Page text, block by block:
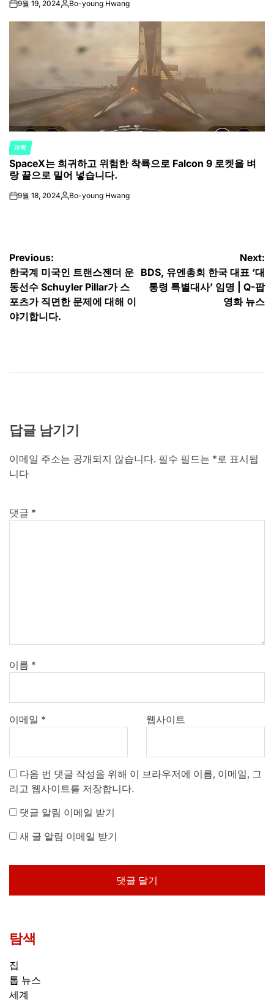
on9월 19, 2024Posted
Bo-young Hwang
POSTED
IN
과학
SpaceX는 희귀하고 위험한 착륙으로 Falcon 9 로켓을 벼
랑 끝으로 밀어 넣습니다.
on9월 18, 2024Posted
Bo-young Hwang
글
탐
색
Previous:
한국계 미국인 트랜스젠더 운
동선수 Schuyler Pillar가 스
포츠가 직면한 문제에 대해 이
야기합니다.
Next:
BDS, 유엔총회 한국 대표 ‘대
통령 특별대사’ 임명 | Q-팝
영화 뉴스
답글 남기기
이메일 주소는 공개되지 않습니다. 필수 필드는 *로 표시됩
니다
댓글 *
이름 *
이메일 * 웹사이트
다음 번 댓글 작성을 위해 이 브라우저에 이름, 이메일, 그
리고 웹사이트를 저장합니다.
댓글 알림 이메일 받기
새 글 알림 이메일 받기
탐색
집
톱 뉴스
세계